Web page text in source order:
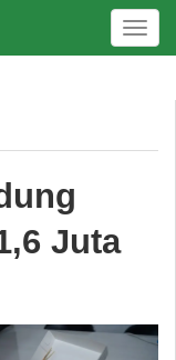
T
o
e
t
Juta